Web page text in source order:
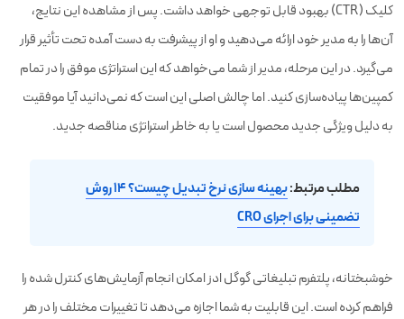
کلیک (CTR) بهبود قابل توجهی خواهد داشت. پس از مشاهده این نتایج،
آن‌ها را به مدیر خود ارائه می‌دهید و او از پیشرفت به دست آمده تحت تأثیر قرار
می‌گیرد. در این مرحله، مدیر از شما می‌خواهد که این استراتژی موفق را در تمام
کمپین‌ها پیاده‌سازی کنید. اما چالش اصلی این است که نمی‌دانید آیا موفقیت
به دلیل ویژگی جدید محصول است یا به خاطر استراتژی مناقصه جدید.
مطلب مرتبط:
بهینه سازی نرخ تبدیل چیست؟ ۱۴ روش
تضمینی برای اجرای CRO
خوشبختانه، پلتفرم تبلیغاتی گوگل ادز امکان انجام آزمایش‌های کنترل شده را
فراهم کرده است. این قابلیت به شما اجازه می‌دهد تا تغییرات مختلف را در هر